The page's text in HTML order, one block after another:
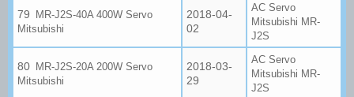
MR-J2S-40A 400W Servo
Mitsubishi
2018-04-
02
AC Servo
Mitsubishi MR-
J2S
MR-J2S-20A 200W Servo
Mitsubishi
2018-03-
29
AC Servo
Mitsubishi MR-
J2S